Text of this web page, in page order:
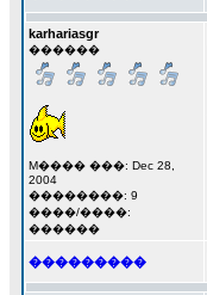
karhariasgr
������
M���� ���: Dec 28,
2004
��������: 9
����/����:
������
���������